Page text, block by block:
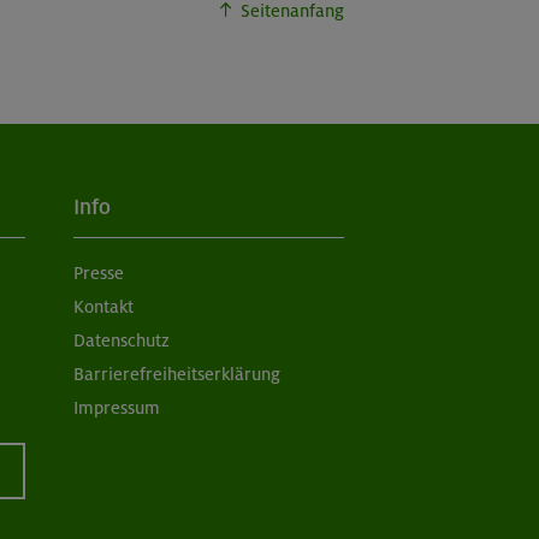
Seitenanfang
Info
Presse
Kontakt
Datenschutz
Barrierefreiheitserklärung
Impressum